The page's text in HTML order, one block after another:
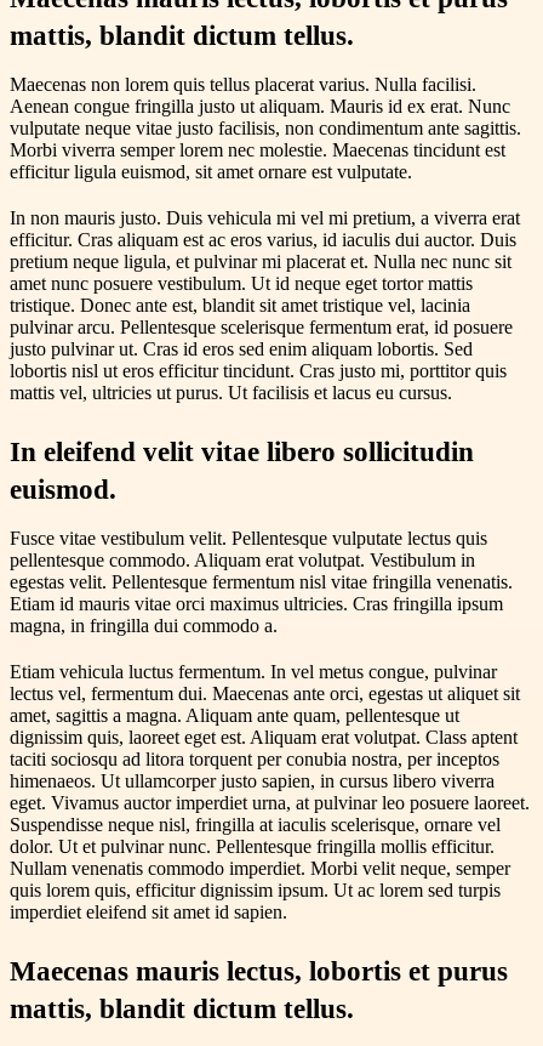
mattis, blandit dictum tellus.
Maecenas non lorem quis tellus placerat varius. Nulla facilisi.
Aenean congue fringilla justo ut aliquam. Mauris id ex erat. Nunc
vulputate neque vitae justo facilisis, non condimentum ante sagittis.
Morbi viverra semper lorem nec molestie. Maecenas tincidunt est
efficitur ligula euismod, sit amet ornare est vulputate.
In non mauris justo. Duis vehicula mi vel mi pretium, a viverra erat
efficitur. Cras aliquam est ac eros varius, id iaculis dui auctor. Duis
pretium neque ligula, et pulvinar mi placerat et. Nulla nec nunc sit
amet nunc posuere vestibulum. Ut id neque eget tortor mattis
tristique. Donec ante est, blandit sit amet tristique vel, lacinia
pulvinar arcu. Pellentesque scelerisque fermentum erat, id posuere
justo pulvinar ut. Cras id eros sed enim aliquam lobortis. Sed
lobortis nisl ut eros efficitur tincidunt. Cras justo mi, porttitor quis
mattis vel, ultricies ut purus. Ut facilisis et lacus eu cursus.
In eleifend velit vitae libero sollicitudin
euismod.
Fusce vitae vestibulum velit. Pellentesque vulputate lectus quis
pellentesque commodo. Aliquam erat volutpat. Vestibulum in
egestas velit. Pellentesque fermentum nisl vitae fringilla venenatis.
Etiam id mauris vitae orci maximus ultricies. Cras fringilla ipsum
magna, in fringilla dui commodo a.
Etiam vehicula luctus fermentum. In vel metus congue, pulvinar
lectus vel, fermentum dui. Maecenas ante orci, egestas ut aliquet sit
amet, sagittis a magna. Aliquam ante quam, pellentesque ut
dignissim quis, laoreet eget est. Aliquam erat volutpat. Class aptent
taciti sociosqu ad litora torquent per conubia nostra, per inceptos
himenaeos. Ut ullamcorper justo sapien, in cursus libero viverra
eget. Vivamus auctor imperdiet urna, at pulvinar leo posuere laoreet.
Suspendisse neque nisl, fringilla at iaculis scelerisque, ornare vel
dolor. Ut et pulvinar nunc. Pellentesque fringilla mollis efficitur.
Nullam venenatis commodo imperdiet. Morbi velit neque, semper
quis lorem quis, efficitur dignissim ipsum. Ut ac lorem sed turpis
imperdiet eleifend sit amet id sapien.
Maecenas mauris lectus, lobortis et purus
mattis, blandit dictum tellus.